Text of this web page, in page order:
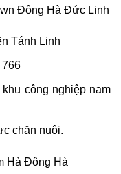
Đông Hà Đức Linh
Tánh Linh
công nghiệp nam
chăn nuôi.
Hà Đông Hà